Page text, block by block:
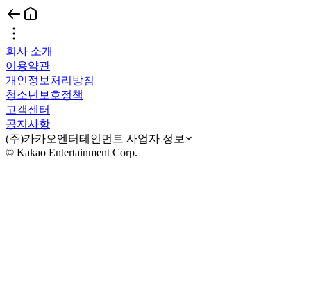
회사 소개
이용약관
개인정보처리방침
청소년보호정책
고객센터
공지사항
(주)카카오엔터테인먼트 사업자 정보
© Kakao Entertainment Corp.